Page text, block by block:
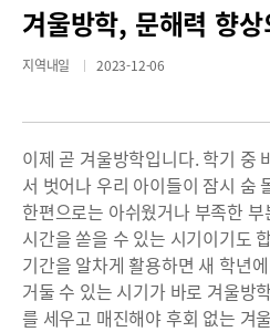
겨울방학, 문해력 향
지역내일 2023-12-06
이제 곧 겨울방학입니다. 학기 중
서 벗어나 우리 아이들이 잠시 숨
한편으로는 아쉬웠거나 부족한
시간을 쏟을 수 있는 시기이기도
기간을 알차게 활용하면 새 학년
거둘 수 있는 시기가 바로 겨울방
를 세우고 매진해야 후회 없는 겨